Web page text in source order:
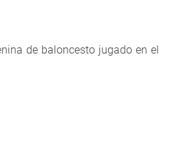
de baloncesto jugado en el